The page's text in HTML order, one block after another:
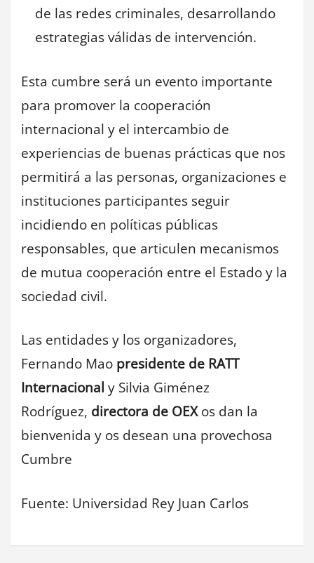
de las redes criminales, desarrollando
estrategias válidas de intervención.
Esta cumbre será un evento importante
para promover la cooperación
internacional y el intercambio de
experiencias de buenas prácticas que nos
permitirá a las personas, organizaciones e
instituciones participantes seguir
incidiendo en políticas públicas
responsables, que articulen mecanismos
de mutua cooperación entre el Estado y la
sociedad civil.
Las entidades y los organizadores,
Fernando Mao presidente de RATT
Internacional y Silvia Giménez
Rodríguez, directora de OEXos dan la
bienvenida y os desean una provechosa
Cumbre
Fuente: Universidad Rey Juan Carlos